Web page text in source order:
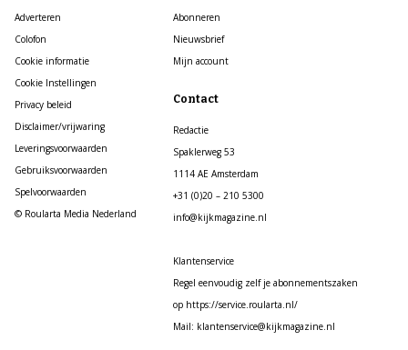
Adverteren
Colofon
Cookie informatie
Cookie Instellingen
Privacy beleid
Disclaimer/vrijwaring
Leveringsvoorwaarden
Gebruiksvoorwaarden
Spelvoorwaarden
© Roularta Media Nederland
Abonneren
Nieuwsbrief
Mijn account
Contact
Redactie
Spaklerweg 53
1114 AE Amsterdam
+31 (0)20 – 210 5300
info@kijkmagazine.nl
Klantenservice
Regel eenvoudig zelf je abonnementszaken
op https://service.roularta.nl/
Mail: klantenservice@kijkmagazine.nl